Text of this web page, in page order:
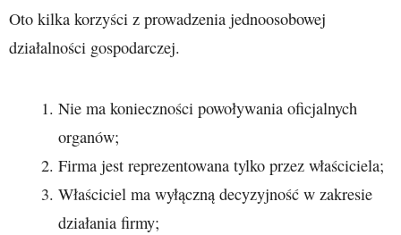
Oto kilka korzyści z prowadzenia jednoosobowej
działalności gospodarczej.
Nie ma konieczności powoływania oficjalnych
organów;
Firma jest reprezentowana tylko przez właściciela;
Właściciel ma wyłączną decyzyjność w zakresie
działania firmy;